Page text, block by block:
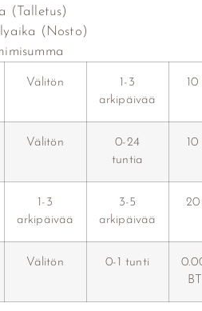
(Talletus)
(Nosto)
Välitön
1-3
arkipäivää
Välitön
0-24
tuntia
1-3
arkipäivää
3-5
arkipäivää
Välitön 0-1 tunti